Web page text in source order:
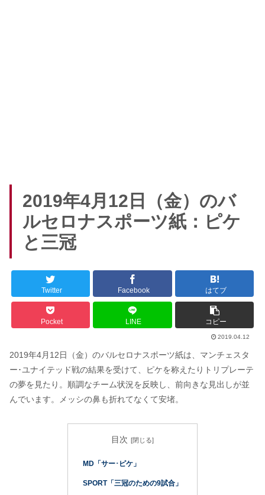
2019年4月12日（金）のバ
ルセロナスポーツ紙：ピケ
と三冠
Twitter Facebook はてブ
Pocket LINE コピー
2019.04.12
2019年4月12日（金）のバルセロナスポーツ紙は、マンチェスタ
ー･ユナイテッド戦の結果を受けて、ピケを称えたりトリプレーテ
の夢を見たり。順調なチーム状況を反映し、前向きな見出しが並
んでいます。メッシの鼻も折れてなくて安堵。
目次
MD「サー･ピケ」
SPORT「三冠のための9試合」